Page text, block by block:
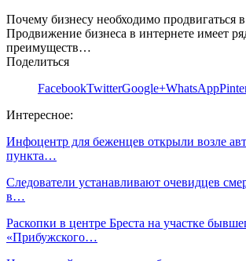
Почему бизнесу необходимо продвигаться
Продвижение бизнеса в интернете имеет
преимуществ…
Поделиться
FacebookTwitterGoogle+WhatsApp
Интересное:
Инфоцентр для беженцев открыли возле
пункта…
Следователи устанавливают очевидцев
в…
Раскопки в центре Бреста на участке
«Прибужского…